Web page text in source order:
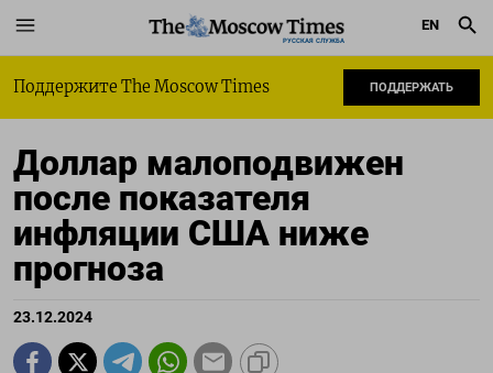
РУССКАЯ СЛУЖБА
EN
Поддержите The Moscow Times ПОДДЕРЖАТЬ
Доллар малоподвижен
после показателя
инфляции США ниже
прогноза
23.12.2024